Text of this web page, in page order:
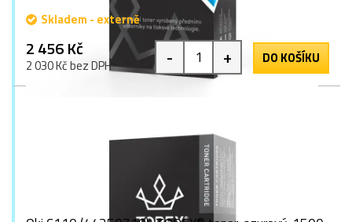
Skladem - externě
2 456 Kč
2 030 Kč bez DPH - + DO KOŠÍKU